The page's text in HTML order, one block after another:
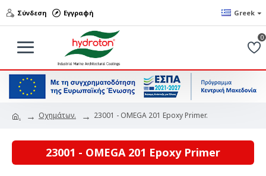
Σύνδεση Εγγραφή Greek
0
. Οχημάτων. 23001 - OMEGA 201 Epoxy Primer.
23001 - OMEGA 201 Epoxy Primer